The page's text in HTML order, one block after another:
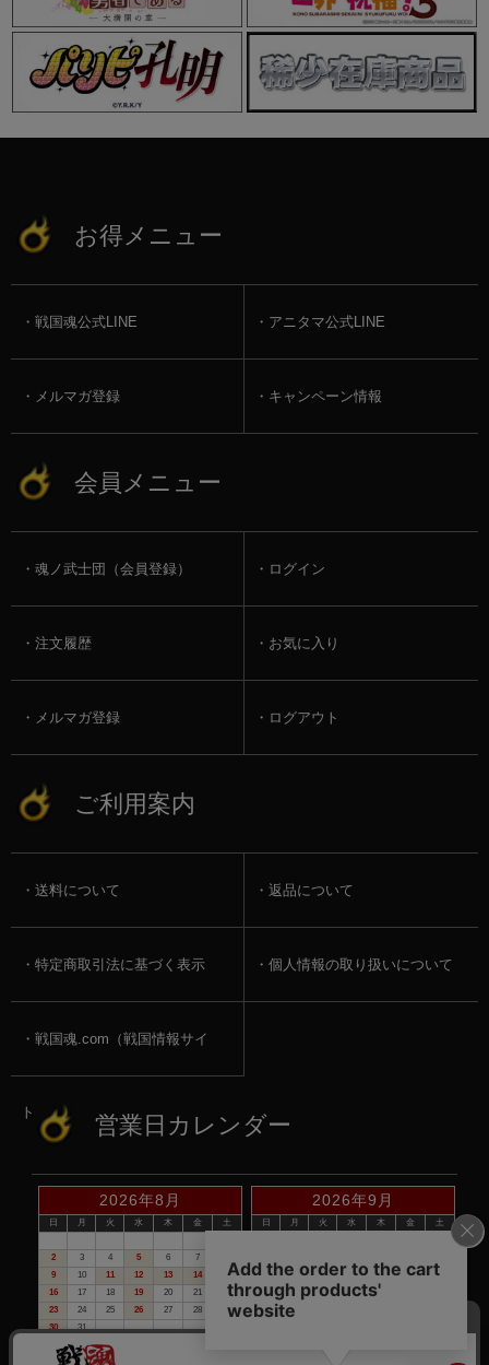
お得メニュー
戦国魂公式LINE アニタマ公式LINE
メルマガ登録 キャンペーン情報
会員メニュー
魂ノ武士団（会員登録） ログイン
注文履歴 お気に入り
メルマガ登録 ログアウト
ご利用案内
送料について 返品について
特定商取引法に基づく表示 個人情報の取り扱いについて
戦国魂.com（戦国情報サイ
ト） 営業日カレンダー
2026年8月
日 月 火 水 木 金
土
2
3 4 5 6 7
9
10 11 12 13 14
15
16
17 18 19 20 21
22
23
24 25 26 27 28
29
30
31
2026年9月
日 月 火 水 木 金
土
13
14 15 16 17 18
19
20
21 22 23 24
27
28
赤い日付が定休日です。